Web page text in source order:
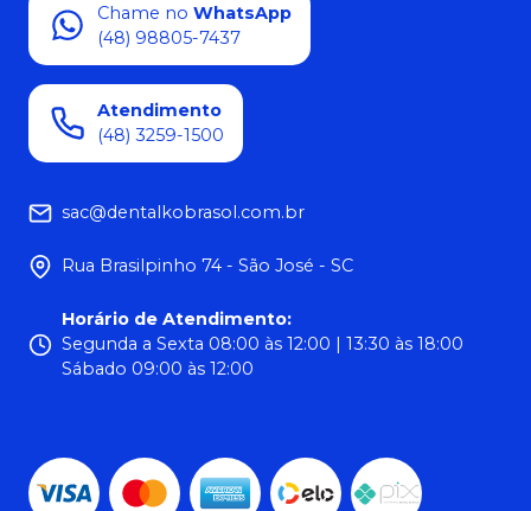
Chame no WhatsApp
(48) 98805-7437
Atendimento
(48) 3259-1500
sac@dentalkobrasol.com.br
Rua Brasilpinho 74 - São José - SC
Horário de Atendimento:
Segunda a Sexta 08:00 às 12:00 | 13:30 às 18:00
Sábado 09:00 às 12:00